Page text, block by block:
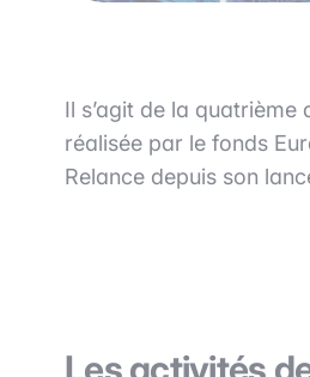
Il s’agit de la quatrième
réalisée par le fonds
Relance depuis son